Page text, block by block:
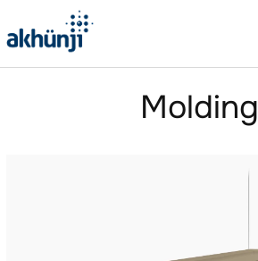
Molding